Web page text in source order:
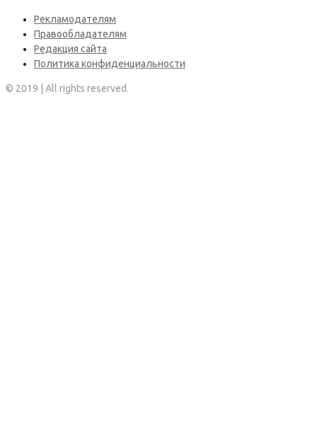
Рекламодателям
Правообладателям
Редакция сайта
Политика конфиденциальности
© 2019 | All rights reserved.